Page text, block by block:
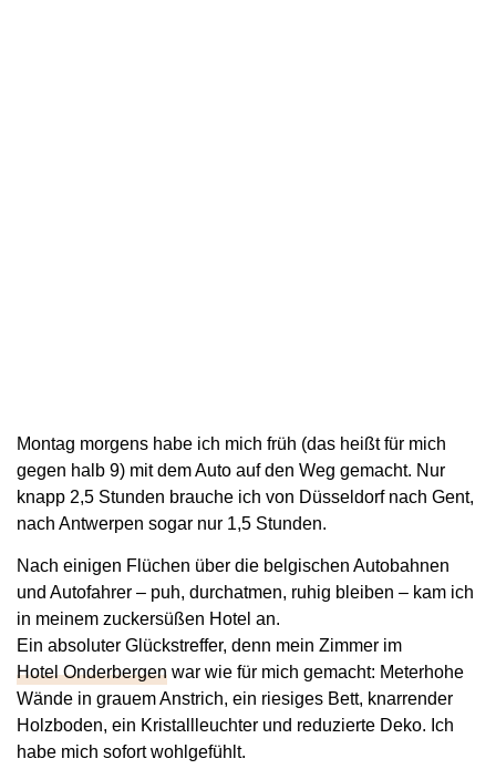
Montag morgens habe ich mich früh (das heißt für mich
gegen halb 9) mit dem Auto auf den Weg gemacht. Nur
knapp 2,5 Stunden brauche ich von Düsseldorf nach Gent,
nach Antwerpen sogar nur 1,5 Stunden.
Nach einigen Flüchen über die belgischen Autobahnen
und Autofahrer – puh, durchatmen, ruhig bleiben – kam ich
in meinem zuckersüßen Hotel an.
Ein absoluter Glückstreffer, denn mein Zimmer im
Hotel Onderbergen war wie für mich gemacht: Meterhohe
Wände in grauem Anstrich, ein riesiges Bett, knarrender
Holzboden, ein Kristallleuchter und reduzierte Deko. Ich
habe mich sofort wohlgefühlt.